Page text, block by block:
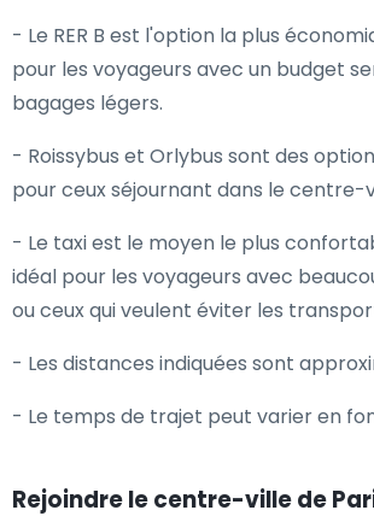
- Le RER B est l'option la plus
pour les voyageurs avec un budget
bagages légers.
- Roissybus et Orlybus sont des
pour ceux séjournant dans le centre-
- Le taxi est le moyen le plus
idéal pour les voyageurs avec
ou ceux qui veulent éviter les
- Les distances indiquées sont
- Le temps de trajet peut varier en
Rejoindre le centre-ville de